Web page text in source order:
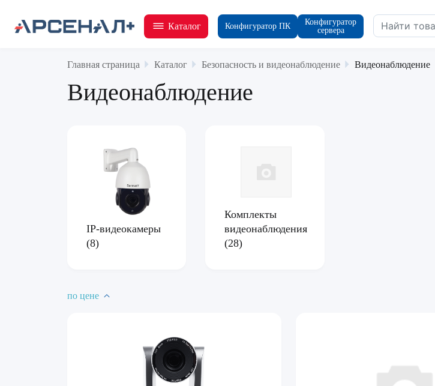
Каталог Конфигуратор ПК
Конфигуратор
сервера
Главная страница Каталог Безопасность и видеонаблюдение Видеонаблюдение
Видеонаблюдение
IP-видеокамеры
(8)
Комплекты
видеонаблюдения
(28)
по цене